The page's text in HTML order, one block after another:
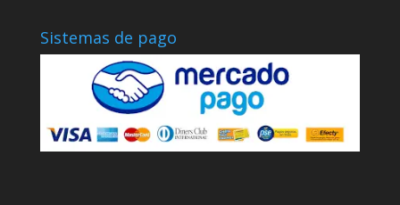
Sistemas de pago